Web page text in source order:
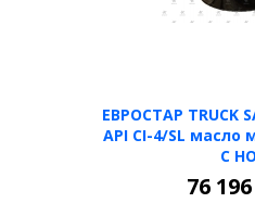
ЕВРОСТАР TRUCK
API CI-4/SL масло
С
76 196